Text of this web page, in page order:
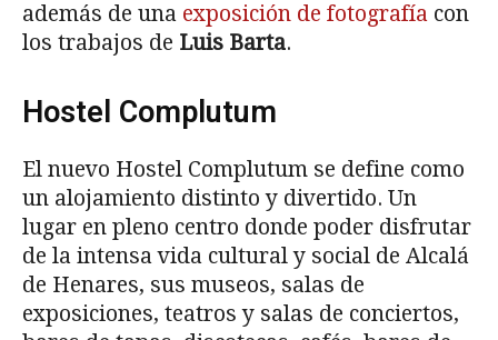
además de una exposición de fotografía con
los trabajos de Luis Barta.
Hostel Complutum
El nuevo Hostel Complutum se define como
un alojamiento distinto y divertido. Un
lugar en pleno centro donde poder disfrutar
de la intensa vida cultural y social de Alcalá
de Henares, sus museos, salas de
exposiciones, teatros y salas de conciertos,